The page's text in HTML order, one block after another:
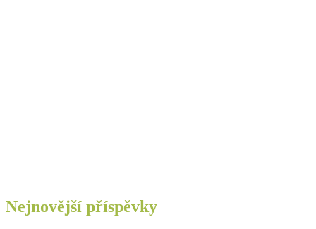
Nejnovější příspěvky